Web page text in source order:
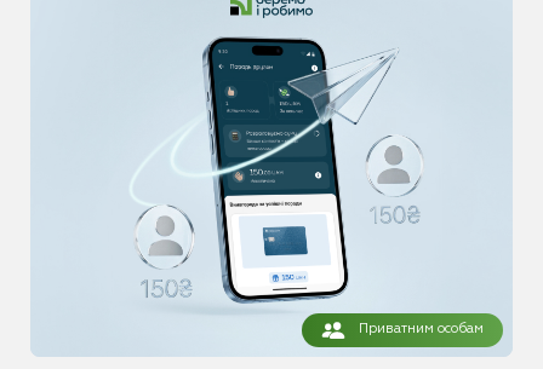
Приватним особам